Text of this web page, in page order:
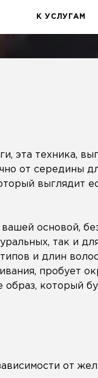
К УСЛУГАМ
эта техника,
от середины
выглядит
вашей основой,
так и
и длин
пробует
образ, который
от